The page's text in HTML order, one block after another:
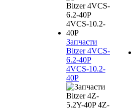
Запчасти
Bitzer 4VCS-
6.2-40P
4VCS-10.2-
40P